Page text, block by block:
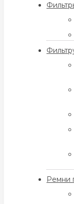
Ремни